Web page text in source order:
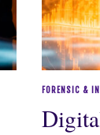
FORENSIC &